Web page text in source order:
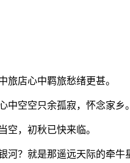
旅店心中羁旅愁绪更甚。
中空空只余孤寂，怀念家乡
空，初秋已快来临。
河？就是那遥远天际的牵牛